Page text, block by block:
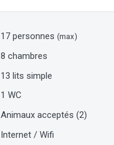
17 personnes (max)
8 chambres
13 lits simple
1 WC
Animaux acceptés (2)
Internet / Wifi